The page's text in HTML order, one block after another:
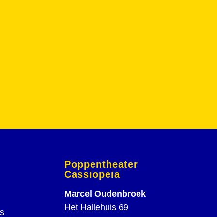
Poppentheater
Cassiopeia
Marcel Oudenbroek
Het Hallehuis 69